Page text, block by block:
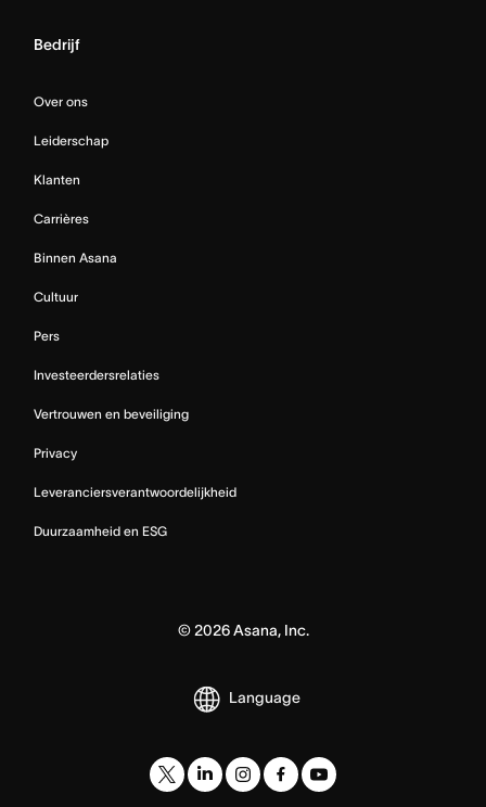
Bedrijf
Over ons
Leiderschap
Klanten
Carrières
Binnen Asana
Cultuur
Pers
Investeerdersrelaties
Vertrouwen en beveiliging
Privacy
Leveranciersverantwoordelijkheid
Duurzaamheid en ESG
© 2026Asana, Inc.
Language